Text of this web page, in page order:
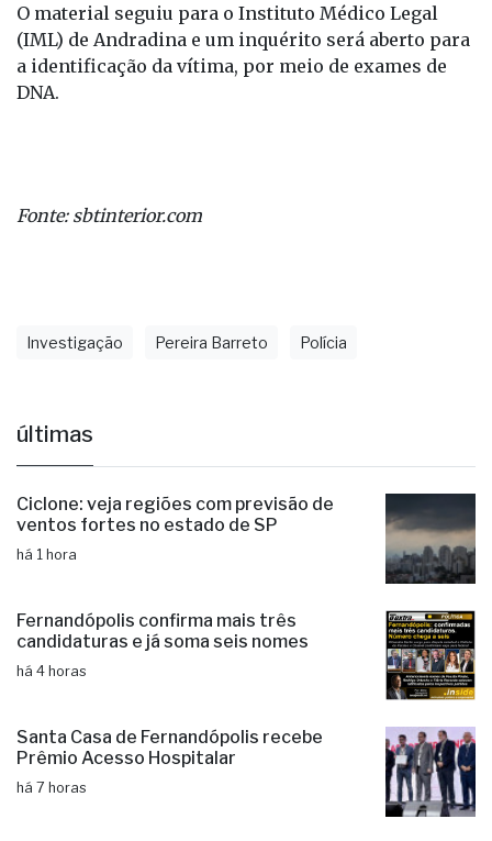
O material seguiu para o Instituto Médico Legal
(IML) de Andradina e um inquérito será aberto para
a identificação da vítima, por meio de exames de
DNA.
Fonte: sbtinterior.com
Investigação Pereira Barreto Polícia
últimas
Ciclone: veja regiões com previsão de
ventos fortes no estado de SP
há 1 hora
Fernandópolis confirma mais três
candidaturas e já soma seis nomes
há 4 horas
Santa Casa de Fernandópolis recebe
Prêmio Acesso Hospitalar
há 7 horas